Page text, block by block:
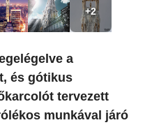
+2
a
és gótikus
tervezett
munkával járó